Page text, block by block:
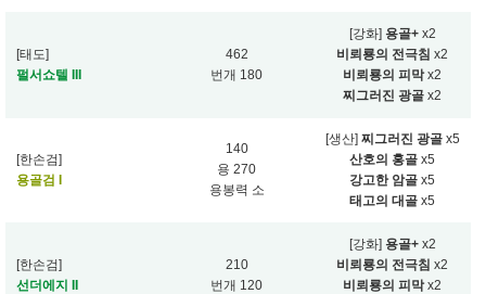
[태도]
펄서쇼텔 III
462
번개 180
[강화] 용골+x2
비뢰룡의 전극침 x2
비뢰룡의 피막x2
찌그러진 광골 x2
[한손검]
용골검 I
140
용 270
용봉력 소
[생산] 찌그러진 광골x5
산호의 홍골 x5
강고한 암골 x5
태고의 대골 x5
[한손검]
선더에지 II
210
번개 120
[강화] 용골+x2
비뢰룡의 전극침 x2
비뢰룡의 피막x2